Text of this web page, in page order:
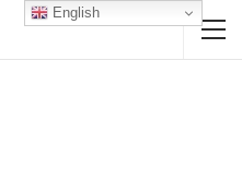
English